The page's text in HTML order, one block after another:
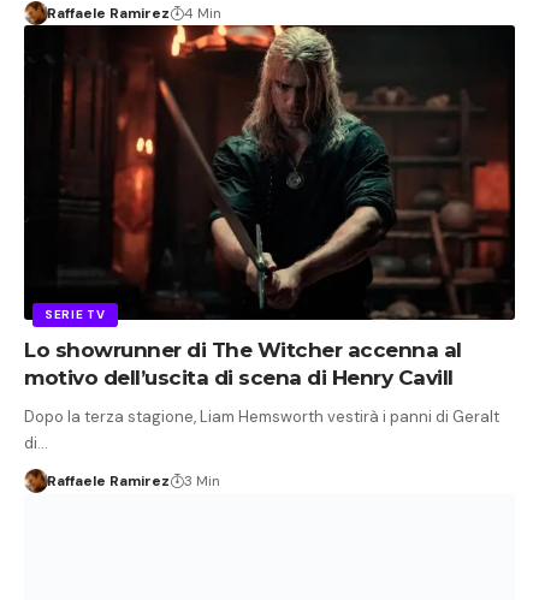
Raffaele Ramirez 4 Min
SERIE TV
Lo showrunner di The Witcher accenna al
motivo dell’uscita di scena di Henry Cavill
Dopo la terza stagione, Liam Hemsworth vestirà i panni di Geralt
di…
Raffaele Ramirez 3 Min